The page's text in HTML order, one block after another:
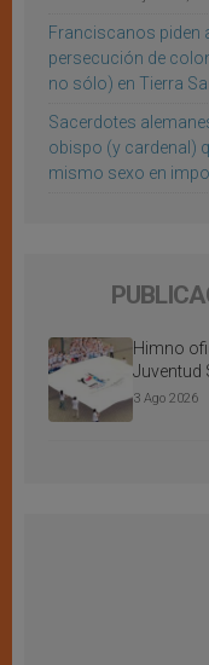
Franciscanos piden
persecución de
no sólo) en Tierra
Sacerdotes
obispo (y cardenal)
mismo sexo en
Himno
Juventud
3 Ago 2026